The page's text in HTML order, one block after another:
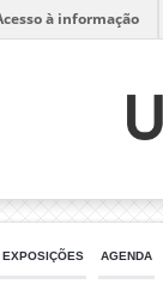
à informação
AGENDA